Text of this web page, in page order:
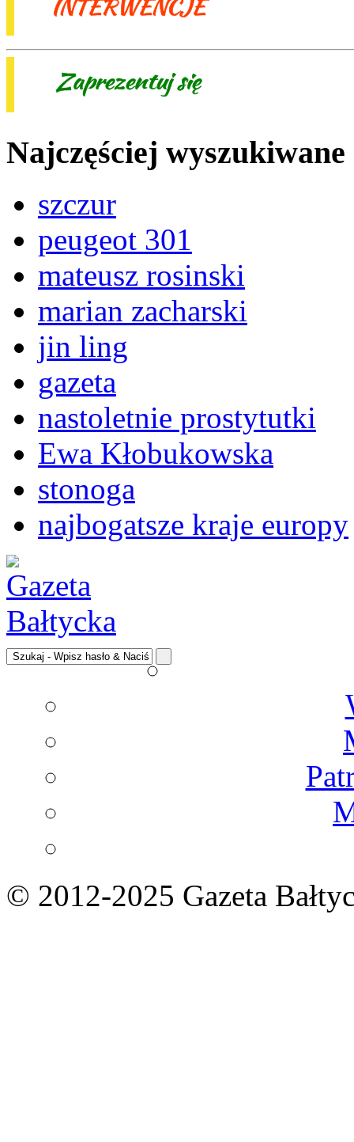
Najczęściej wyszukiwane
szczur
peugeot 301
mateusz rosinski
marian zacharski
jin ling
gazeta
nastoletnie prostytutki
Ewa Kłobukowska
stonoga
najbogatsze kraje europy
© 2012-2025 Gazeta